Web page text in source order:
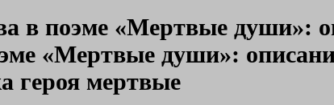
в поэме «Мертвые души»:
«Мертвые души»:
героя мертвые